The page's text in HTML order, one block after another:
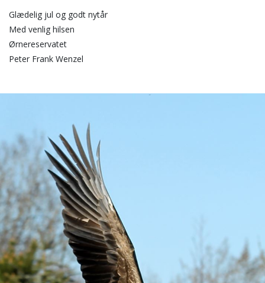
Glædelig jul og godt nytår
Med venlig hilsen
Ørnereservatet
Peter Frank Wenzel